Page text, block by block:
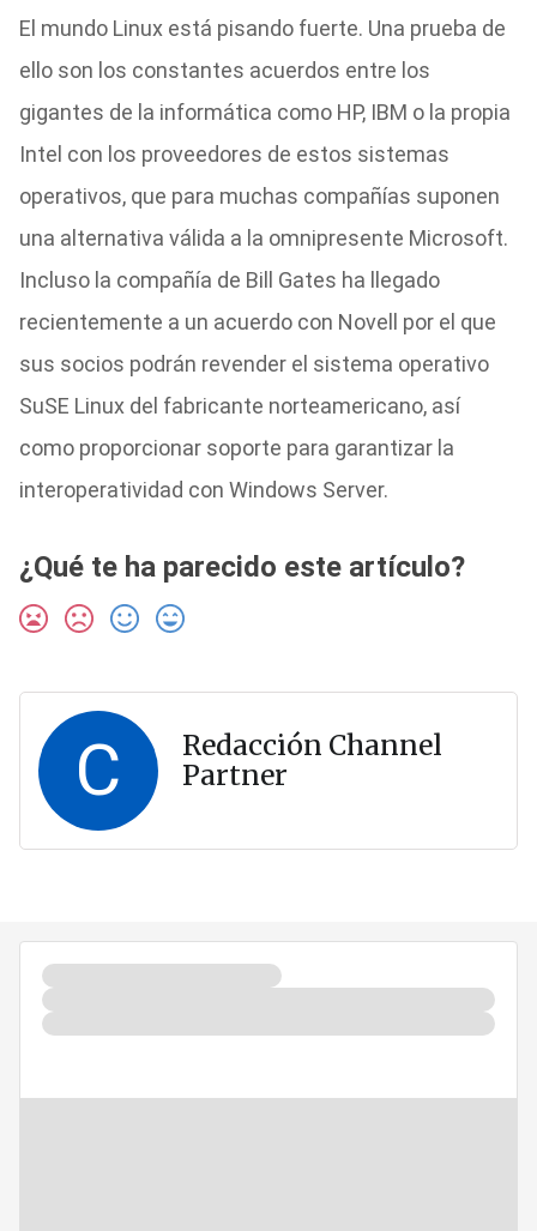
El mundo Linux está pisando fuerte. Una prueba de
ello son los constantes acuerdos entre los
gigantes de la informática como HP, IBM o la propia
Intel con los proveedores de estos sistemas
operativos, que para muchas compañías suponen
una alternativa válida a la omnipresente Microsoft.
Incluso la compañía de Bill Gates ha llegado
recientemente a un acuerdo con Novell por el que
sus socios podrán revender el sistema operativo
SuSE Linux del fabricante norteamericano, así
como proporcionar soporte para garantizar la
interoperatividad con Windows Server.
¿Qué te ha parecido este artículo?
C
Redacción Channel
Partner